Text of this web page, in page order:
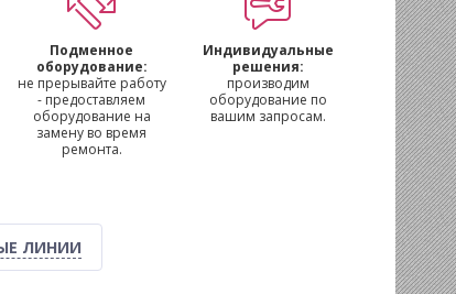
Подменное
оборудование:
не прерывайте работу
- предоставляем
оборудование на
замену во время
ремонта.
Индивидуальные
решения:
производим
оборудование по
вашим запросам.
ЛИНИИ